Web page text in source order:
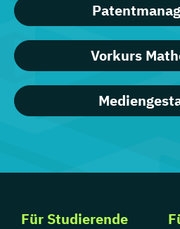
Vorkurs
Für Studierende